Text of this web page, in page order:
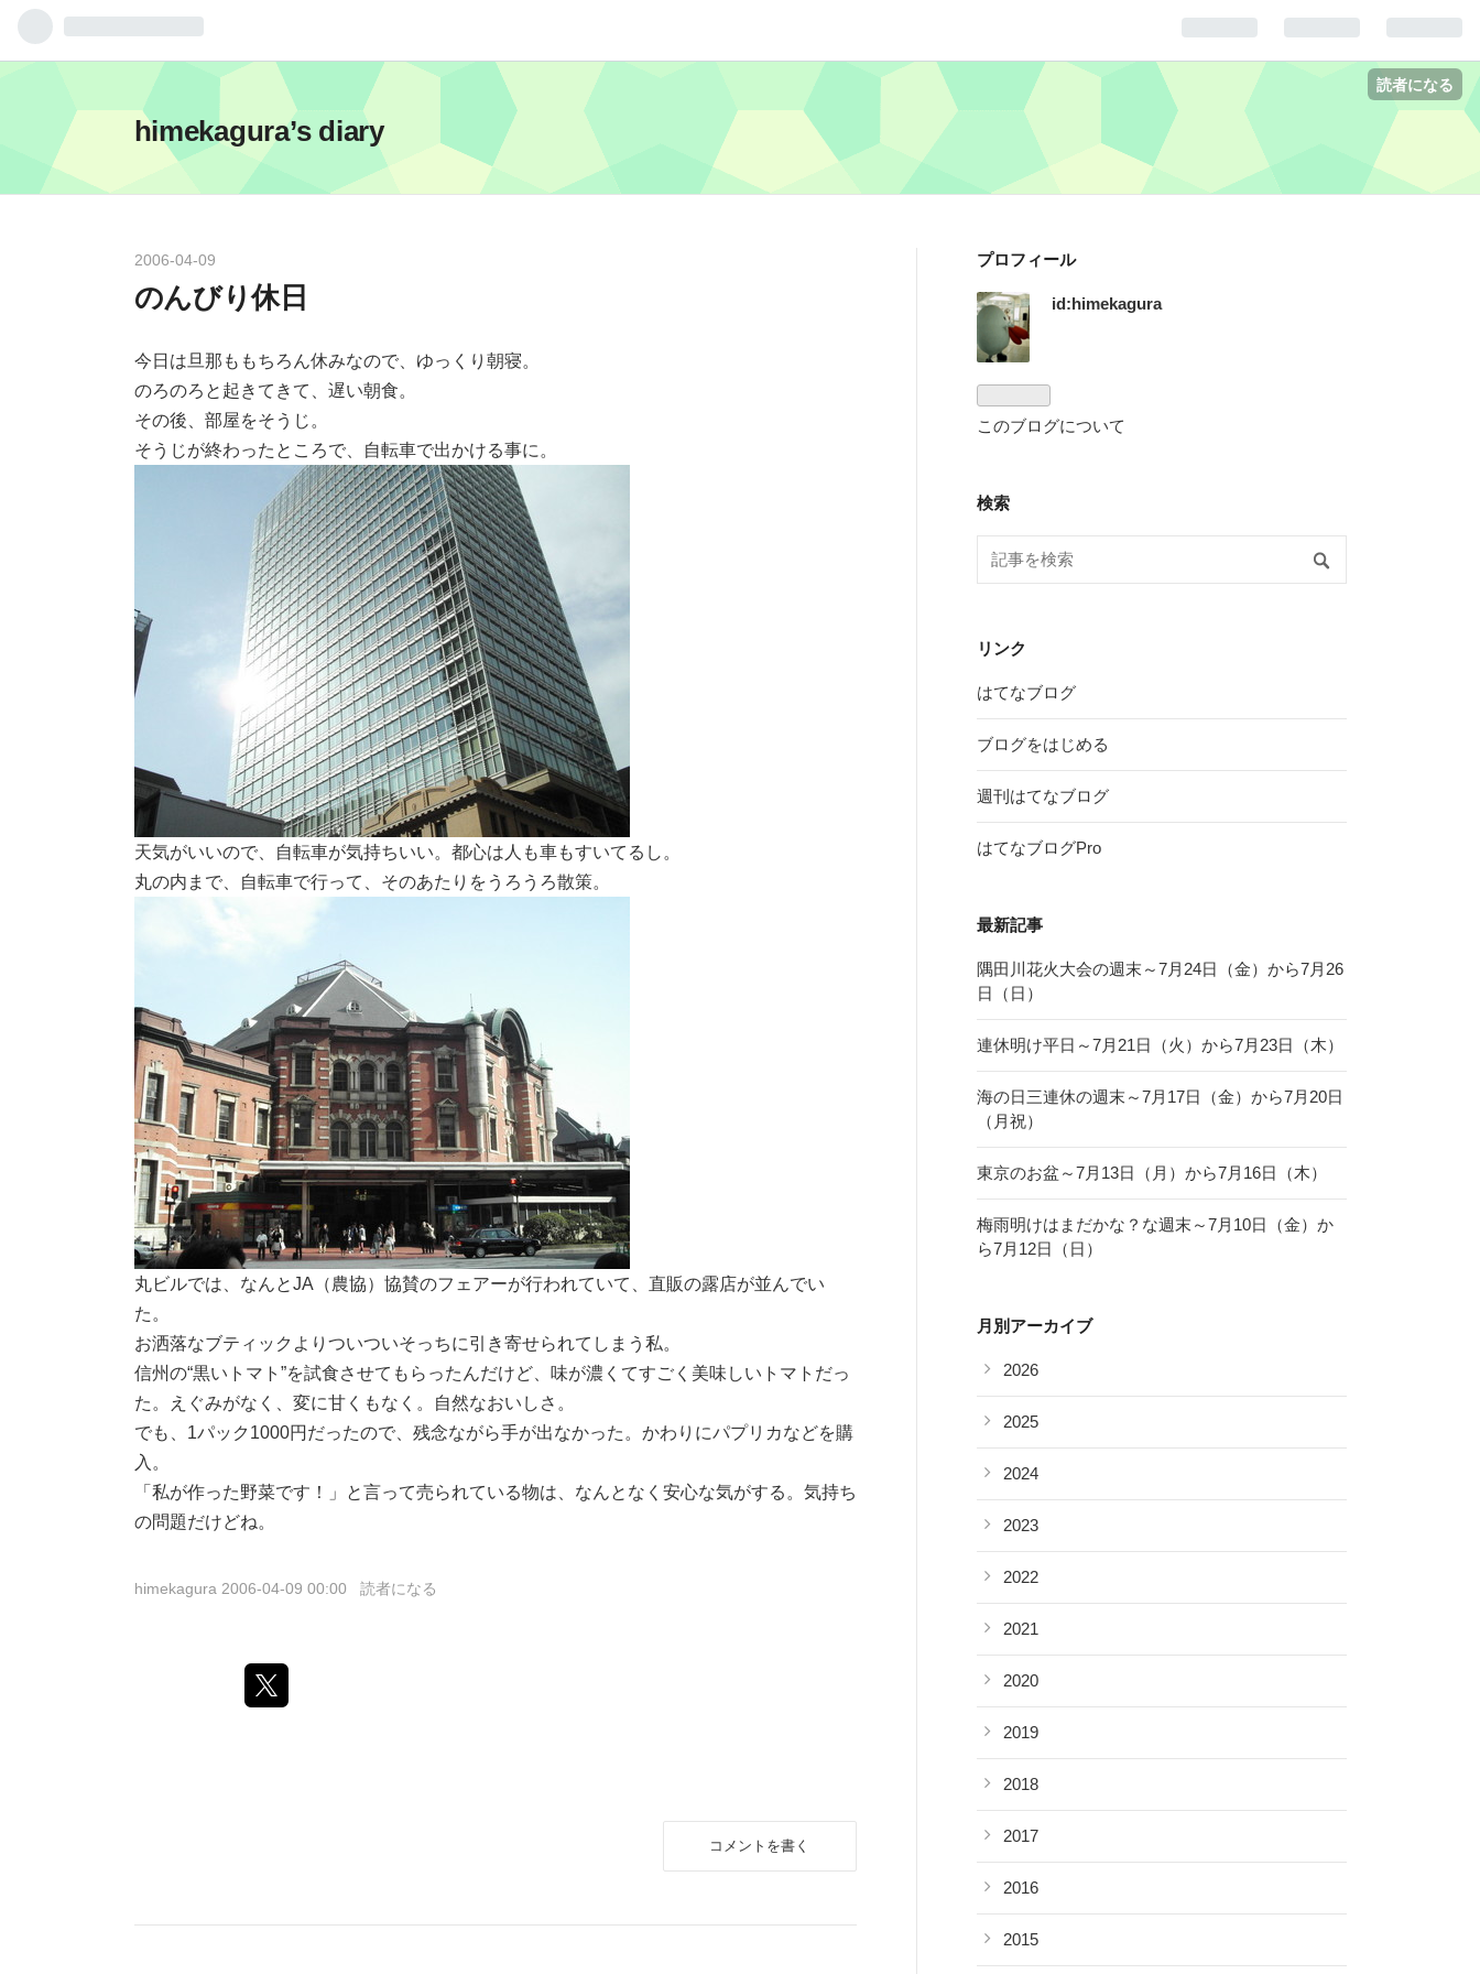
読者になる
himekagura’s diary
2006-04-09
のんびり休日
今日は旦那ももちろん休みなので、ゆっくり朝寝。
のろのろと起きてきて、遅い朝食。
その後、部屋をそうじ。
そうじが終わったところで、自転車で出かける事に。
天気がいいので、自転車が気持ちいい。都心は人も車もすいてるし。
丸の内まで、自転車で行って、そのあたりをうろうろ散策。
丸ビルでは、なんとJA（農協）協賛のフェアーが行われていて、直販の露店が並んでい
た。
お洒落なブティックよりついついそっちに引き寄せられてしまう私。
信州の“黒いトマト”を試食させてもらったんだけど、味が濃くてすごく美味しいトマトだっ
た。えぐみがなく、変に甘くもなく。自然なおいしさ。
でも、1パック1000円だったので、残念ながら手が出なかった。かわりにパプリカなどを購
入。
「私が作った野菜です！」と言って売られている物は、なんとなく安心な気がする。気持ち
の問題だけどね。
himekagura 2006-04-09 00:00 読者になる
コメントを書く
プロフィール
id:himekagura
このブログについて
検索
リンク
はてなブログ
ブログをはじめる
週刊はてなブログ
はてなブログPro
最新記事
隅田川花火大会の週末～7月24日（金）から7月26
日（日）
連休明け平日～7月21日（火）から7月23日（木）
海の日三連休の週末～7月17日（金）から7月20日
（月祝）
東京のお盆～7月13日（月）から7月16日（木）
梅雨明けはまだかな？な週末～7月10日（金）か
ら7月12日（日）
月別アーカイブ
2026
2025
2024
2023
2022
2021
2020
2019
2018
2017
2016
2015